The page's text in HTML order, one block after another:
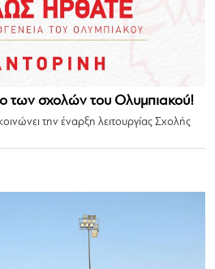
των σχολών του Ολυμπιακού!
την έναρξη λειτουργίας Σχολής